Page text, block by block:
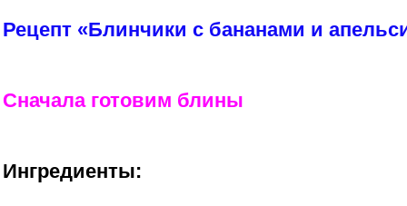
Рецепт «Блинчики с бананами и
Сначала готовим блины
Ингредиенты: